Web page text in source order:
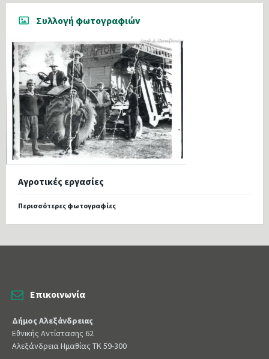
Συλλογή φωτογραφιών
Αγροτικές εργασίες
Περισσότερες φωτογραφίες
Επικοινωνία
Δήμος Αλεξάνδρειας
Εθνικής Αντίστασης 62
Αλεξάνδρεια Ημαθίας ΤΚ 59-300